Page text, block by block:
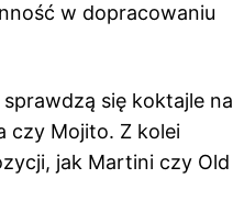
w dopracowaniu
się koktajle na
czy Mojito. Z kolei
jak Martini czy Old